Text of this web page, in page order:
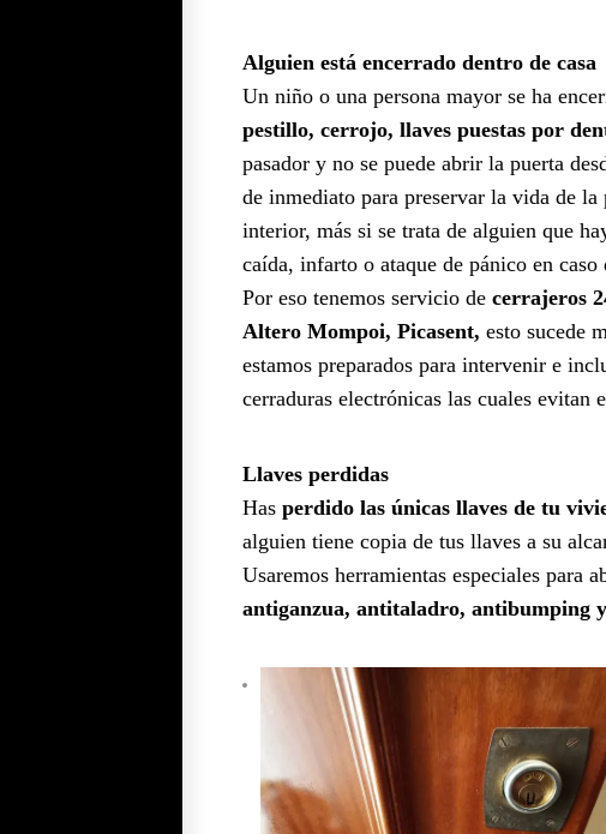
Alguien está encerrado dentro de casa
Un niño o una persona mayor se ha
pestillo, cerrojo, llaves puestas por
pasador y no se puede abrir la puerta
de inmediato para preservar la vida de la
interior, más si se trata de alguien que
caída, infarto o ataque de pánico en caso
Por eso tenemos servicio de cerrajeros
Altero Mompoi, Picasent, esto sucede
estamos preparados para intervenir e
cerraduras electrónicas las cuales evitan
Llaves perdidas
Has perdido las únicas llaves de tu
alguien tiene copia de tus llaves a su
Usaremos herramientas especiales para
antiganzua, antitaladro, antibumping